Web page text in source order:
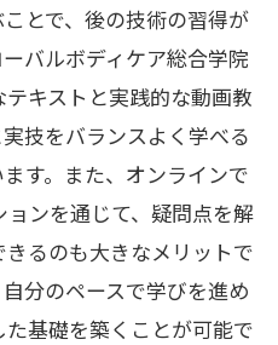
とで、後の技術の習得が
バルボディケア総合学院
キストと実践的な動画教
技をバランスよく学べる
す。また、オンラインで
ンを通じて、疑問点を解
るのも大きなメリットで
分のペースで学びを進め
基礎を築くことが可能で